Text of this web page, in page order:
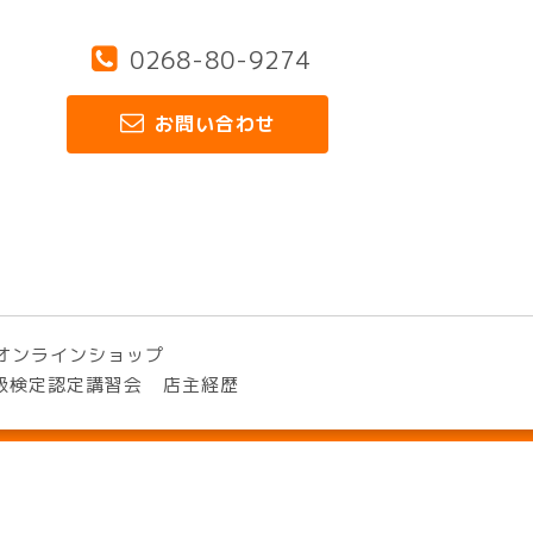
0268-80-9274
お問い合わせ
ンラインショップ
定認定講習会
店主経歴